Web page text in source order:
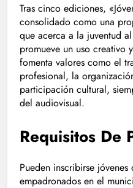
Tras cinco ediciones,
consolidado como una
que acerca a la juventud
promueve un uso creativo
fomenta valores como el
profesional, la
participación cultural,
del audiovisual.
Requisitos De
Pueden inscribirse jóvenes
empadronados en el